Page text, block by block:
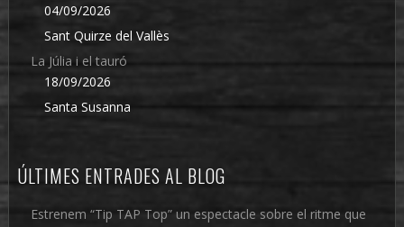
04/09/2026
Sant Quirze del Vallès
La Júlia i el tauró
18/09/2026
Santa Susanna
ÚLTIMES ENTRADES AL BLOG
Estrenem “Tip TAP Top” un espectacle sobre el ritme que